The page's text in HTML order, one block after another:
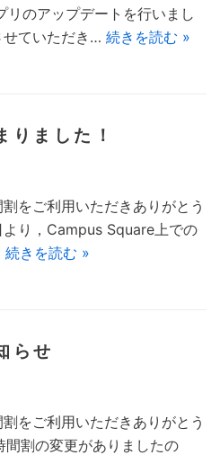
リのアップデートを行いまし
せていただき… 続きを読む »
りました！
をご利用いただきありがとう
り，Campus Square上での
続きを読む »
らせ
をご利用いただきありがとう
割の変更がありましたの